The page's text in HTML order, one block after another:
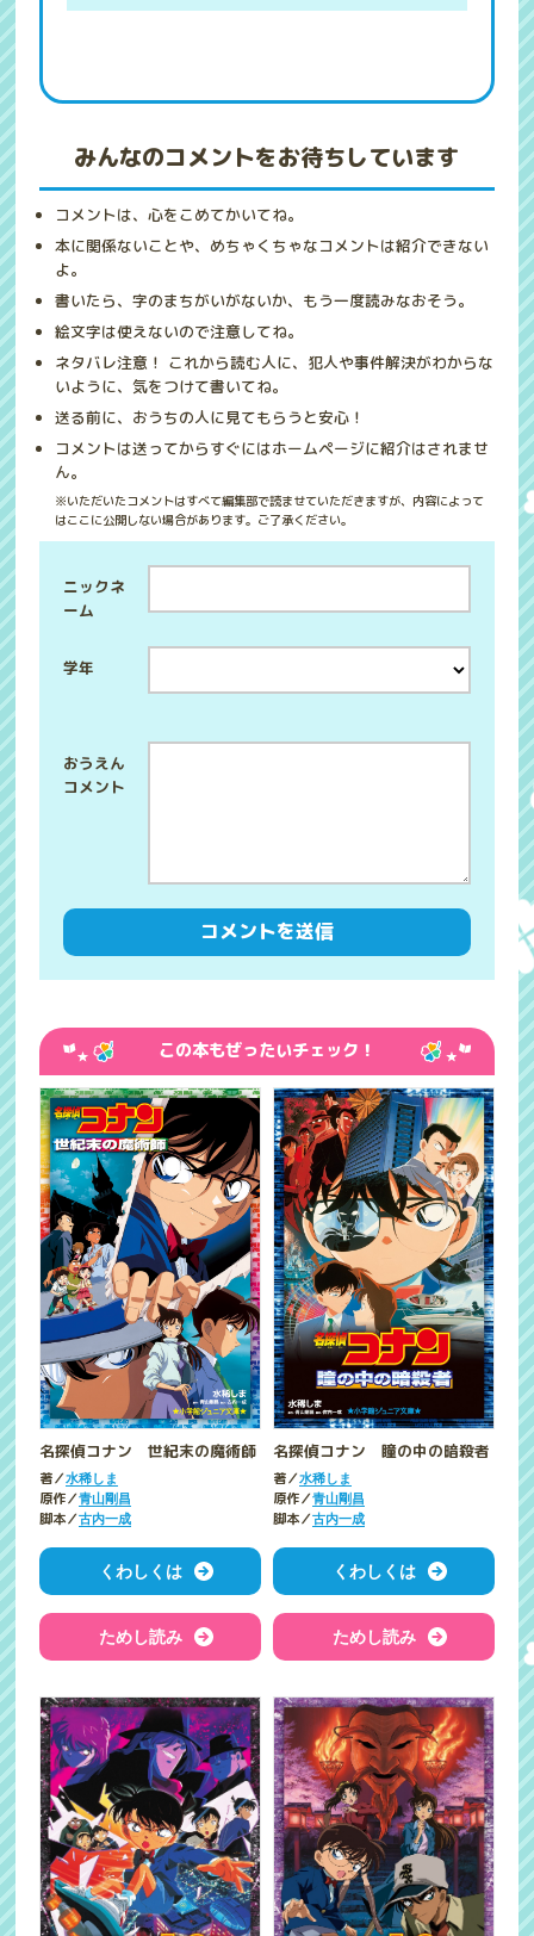
みんなのコメントをお待ちしています
コメントは、心をこめてかいてね。
本に関係ないことや、めちゃくちゃなコメントは紹介できない
よ。
書いたら、字のまちがいがないか、もう一度読みなおそう。
絵文字は使えないので注意してね。
ネタバレ注意！ これから読む人に、犯人や事件解決がわからな
いように、気をつけて書いてね。
送る前に、おうちの人に見てもらうと安心！
コメントは送ってからすぐにはホームページに紹介はされませ
ん。
※いただいたコメントはすべて編集部で読ませていただきますが、内容によって
はここに公開しない場合があります。ご了承ください。
学年
ニックネ
ーム
この本もぜったいチェック！
名探偵コナン 世紀末の魔術師
著／水稀しま
原作／青山剛昌
脚本／古内一成
くわしくは
ためし読み
名探偵コナン 瞳の中の暗殺者
著／水稀しま
原作／青山剛昌
脚本／古内一成
くわしくは
ためし読み